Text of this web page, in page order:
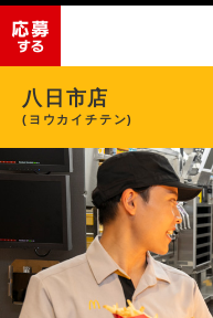
八日市店
(ヨウカイチテン)